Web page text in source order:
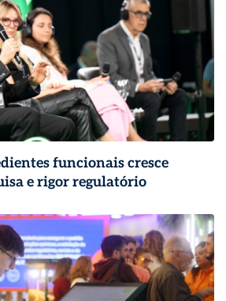
funcionais cresce
e rigor regulatório